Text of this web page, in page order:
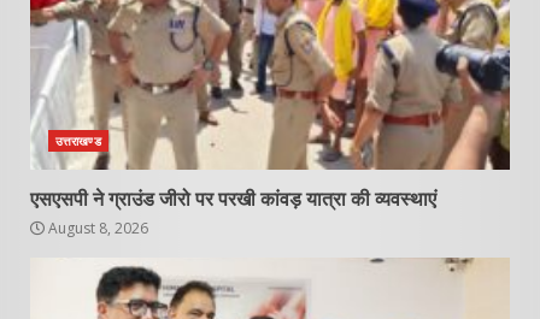
उत्तराखण्ड
एसएसपी ने ग्राउंड जीरो पर परखी कांवड़ यात्रा की व्यवस्थाएं
August 8, 2026